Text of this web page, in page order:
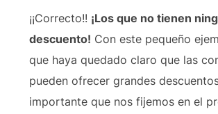
¡¡Correcto!! ¡Los que no tienen
descuento! Con este pequeño
que haya quedado claro que las
pueden ofrecer grandes
importante que nos fijemos en el